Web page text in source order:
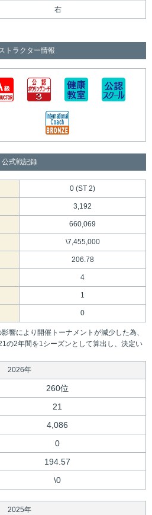
右
トラクター情報
公式戦記録
0 (ST 2)
3,192
660,069
\7,455,000
206.78
4
1
0
響により開催トーナメントが減少した為、
の2年間を1シーズンとして算出し、決定い
2026年
260位
21
4,086
0
194.57
\0
2025年